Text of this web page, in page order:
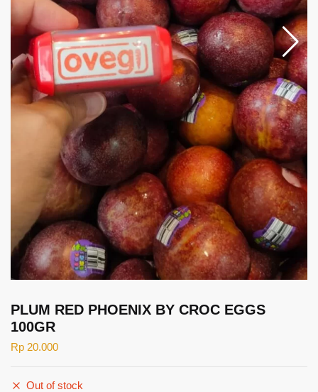
PLUM RED PHOENIX BY CROC EGGS
100GR
Rp 20.000
Out of stock